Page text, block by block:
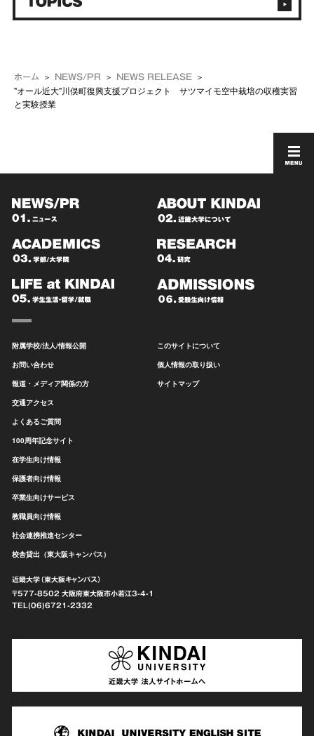
ホーム NEWS/PR NEWS RELEASE
"オール近大"川俣町復興支援プロジェクト サツマイモ空中栽培の収穫実習
と実験授業
附属学校/法人/情報公開
お問い合わせ
報道・メディア関係の方
交通アクセス
よくあるご質問
100周年記念サイト
在学生向け情報
保護者向け情報
卒業生向けサービス
教職員向け情報
社会連携推進センター
校舎貸出（東大阪キャンパス）
このサイトについて
個人情報の取り扱い
サイトマップ
近畿大学（東大阪キャンパス）
〒577-8502 大阪府東大阪市小若江3-4-1
TEL(06)6721-2332